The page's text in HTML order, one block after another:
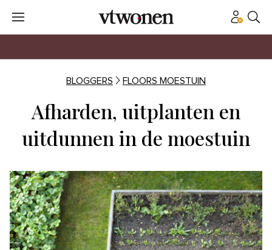
BLOGGERS FLOORS MOESTUIN
Afharden, uitplanten en
uitdunnen in de moestuin